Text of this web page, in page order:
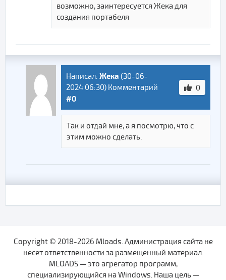
возможно, заинтересуется Жека для
создания портабеля
Написал: Жека (30-06-
2024 06:30) Комментарий
#0
0
Так и отдай мне, а я посмотрю, что с
этим можно сделать.
Copyright © 2018-2026 Mloads. Администрация сайта не
несет ответственности за размещенный материал.
MLOADS — это агрегатор программ,
специализирующийся на Windows. Наша цель —